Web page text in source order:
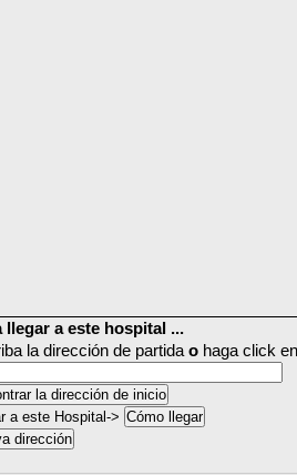
llegar a este hospital ...
la dirección de partida o haga click
a este Hospital->